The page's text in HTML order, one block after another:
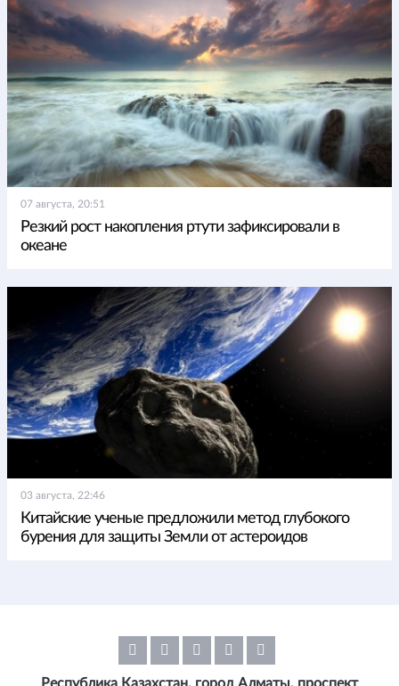
07 августа, 20:51
Резкий рост накопления ртути зафиксировали в
океане
03 августа, 22:46
Китайские ученые предложили метод глубокого
бурения для защиты Земли от астероидов